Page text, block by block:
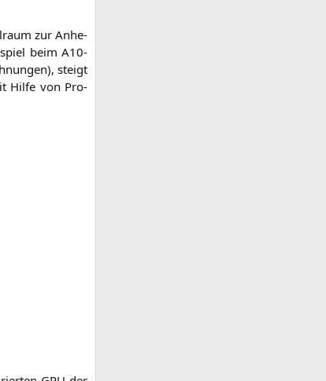
zur Anhe­
beimA10-
steigt
Hil­fe von Pro­